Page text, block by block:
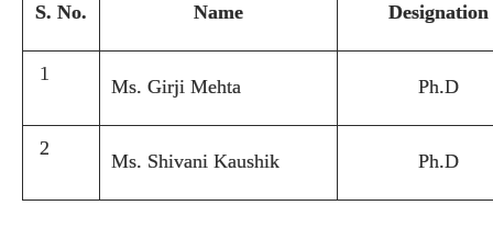
S. No. Name Designation
1
Ms. Girji Mehta Ph.D
2
Ms. Shivani Kaushik Ph.D